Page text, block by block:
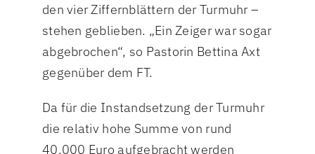
den vier Ziffernblättern der Turmuhr –
stehen geblieben. „Ein Zeiger war sogar
abgebrochen“, so Pastorin Bettina Axt
gegenüber dem FT.
Da für die Instandsetzung der Turmuhr
die relativ hohe Summe von rund
40.000 Euro aufgebracht werden